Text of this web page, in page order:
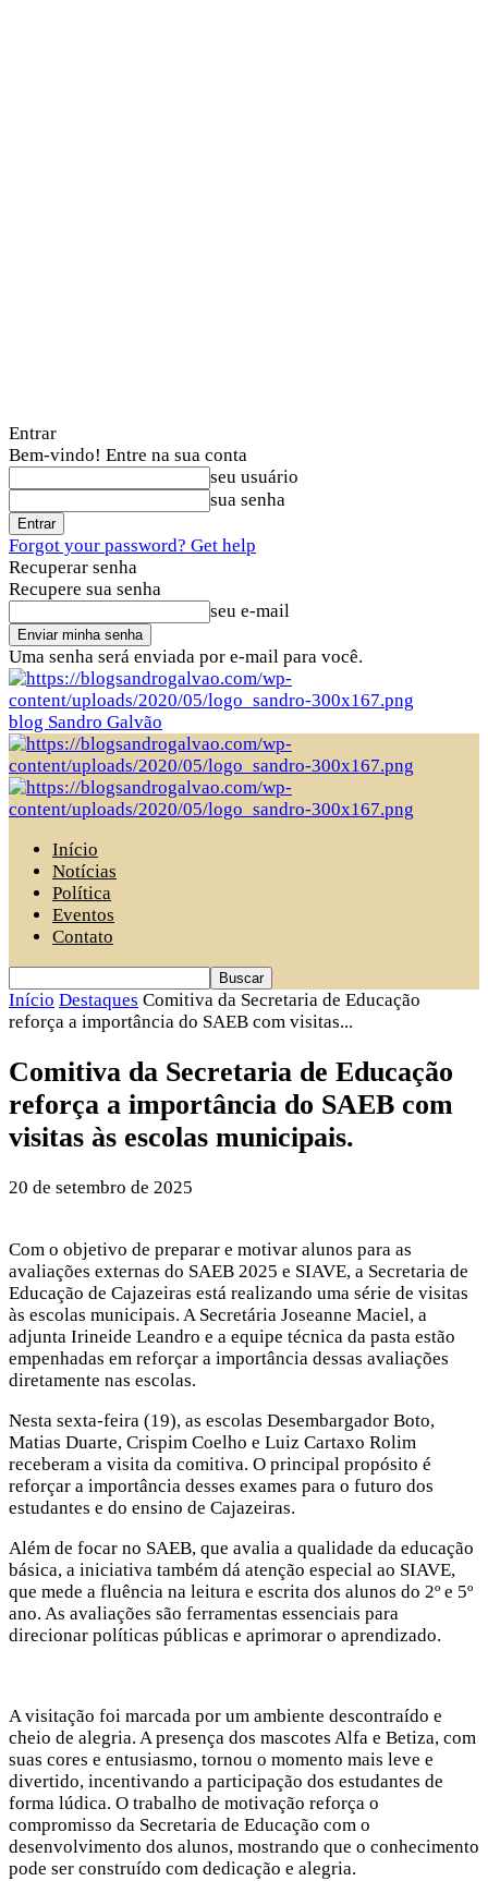
Entrar
Bem-vindo! Entre na sua conta
seu usuário
sua senha
Forgot your password? Get help
Recuperar senha
Recupere sua senha
seu e-mail
Uma senha será enviada por e-mail para você.
blog Sandro Galvão
Início
Notícias
Política
Eventos
Contato
Início Destaques Comitiva da Secretaria de Educação
reforça a importância do SAEB com visitas...
Comitiva da Secretaria de Educação
reforça a importância do SAEB com
visitas às escolas municipais.
20 de setembro de 2025
Com o objetivo de preparar e motivar alunos para as
avaliações externas do SAEB 2025 e SIAVE, a Secretaria de
Educação de Cajazeiras está realizando uma série de visitas
às escolas municipais. A Secretária Joseanne Maciel, a
adjunta Irineide Leandro e a equipe técnica da pasta estão
empenhadas em reforçar a importância dessas avaliações
diretamente nas escolas.
Nesta sexta-feira (19), as escolas Desembargador Boto,
Matias Duarte, Crispim Coelho e Luiz Cartaxo Rolim
receberam a visita da comitiva. O principal propósito é
reforçar a importância desses exames para o futuro dos
estudantes e do ensino de Cajazeiras.
Além de focar no SAEB, que avalia a qualidade da educação
básica, a iniciativa também dá atenção especial ao SIAVE,
que mede a fluência na leitura e escrita dos alunos do 2º e 5º
ano. As avaliações são ferramentas essenciais para
direcionar políticas públicas e aprimorar o aprendizado.
A visitação foi marcada por um ambiente descontraído e
cheio de alegria. A presença dos mascotes Alfa e Betiza, com
suas cores e entusiasmo, tornou o momento mais leve e
divertido, incentivando a participação dos estudantes de
forma lúdica. O trabalho de motivação reforça o
compromisso da Secretaria de Educação com o
desenvolvimento dos alunos, mostrando que o conhecimento
pode ser construído com dedicação e alegria.